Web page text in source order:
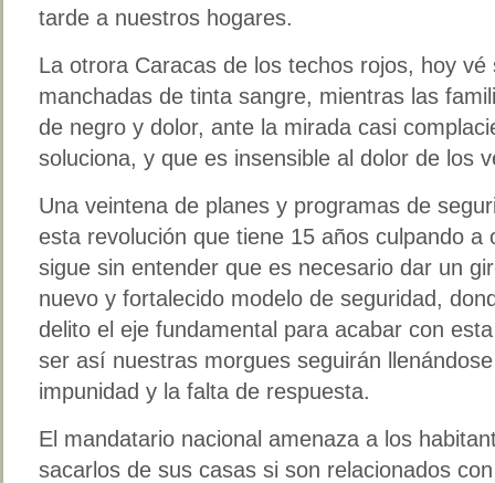
tarde a nuestros hogares.
La otrora Caracas de los techos rojos, hoy vé
manchadas de tinta sangre, mientras las
de negro y dolor, ante la mirada casi
soluciona, y que es insensible al dolor de los
Una veintena de planes y programas de
esta revolución que tiene 15 años culpando
sigue sin entender que es necesario dar un
nuevo y fortalecido modelo de seguridad,
delito el eje fundamental para acabar con
ser así nuestras morgues seguirán
impunidad y la falta de respuesta.
El mandatario nacional amenaza a los
sacarlos de sus casas si son relacionados